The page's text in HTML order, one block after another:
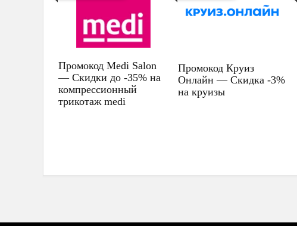
Промокод Medi Salon
— Скидки до -35% на
компрессионный
трикотаж medi
Промокод Круиз
Онлайн — Скидка -3%
на круизы